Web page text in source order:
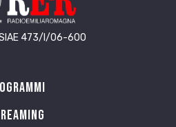
SIAE 473/I/06-600